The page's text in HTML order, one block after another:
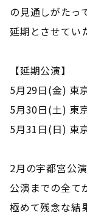
の見通しがたっ
延期とさせてい
【延期公演】
5月29日(金) 東
5月30日(土) 東
5月31日(日) 東
2月の宇都宮公
公演までの全て
極めて残念な結